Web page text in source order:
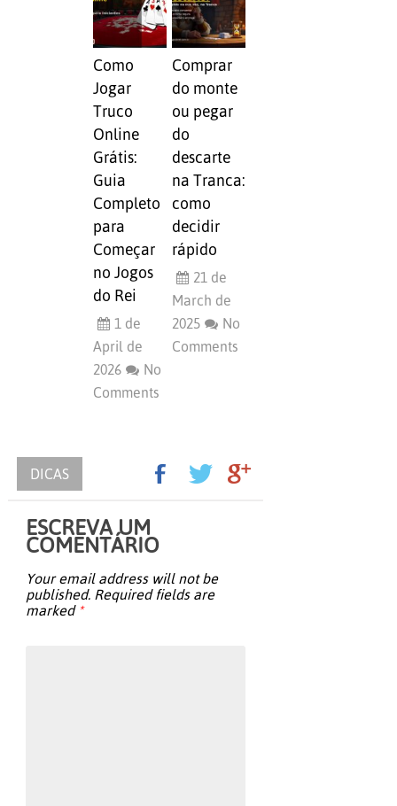
Como
Jogar
Truco
Online
Grátis:
Guia
Completo
para
Começar
no Jogos
do Rei
1 de
April de
2026
No
Comments
Comprar
do monte
ou pegar
do
descarte
na Tranca:
como
decidir
rápido
21 de
March de
2025
No
Comments
DICAS
ESCREVA UM
COMENTÁRIO
Your email address will not be
published. Required fields are
marked *